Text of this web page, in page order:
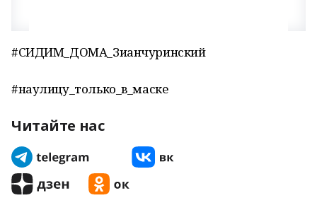
#СИДИМ_ДОМА_Зианчуринский
#наулицу_только_в_маске
Читайте нас